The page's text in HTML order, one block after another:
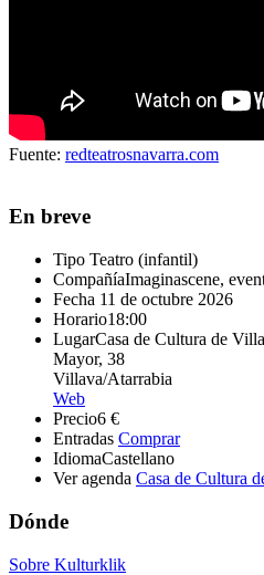
Fuente: redteatrosnavarra.com
En breve
Tipo Teatro (infantil)
CompañíaImaginascene,
Fecha 11 de octubre 2026
Horario18:00
LugarCasa de Cultura de
Mayor, 38
Villava/Atarrabia
Web
Precio6 €
Entradas Comprar
IdiomaCastellano
Ver agenda Casa de Cultura
Dónde
Sobre Kulturklik